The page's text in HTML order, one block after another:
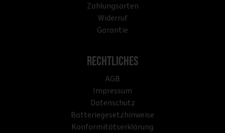
Zahlungsarten
Widerruf
Garantie
Rechtliches
AGB
Impressum
Datenschutz
Batteriegesetzhinweise
Konformitätserklärung